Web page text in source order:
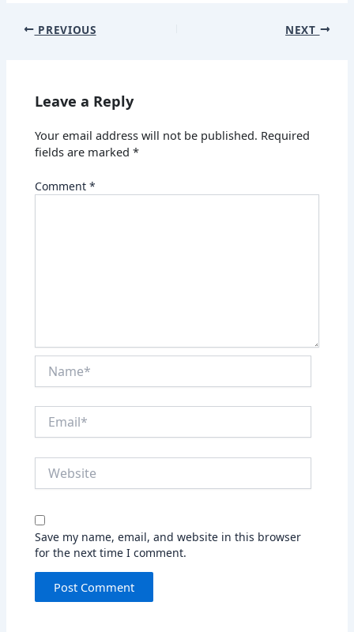
PREVIOUS NEXT
Leave a Reply
Your email address will not be published. Required
fields are marked*
Comment*
Save my name, email, and website in this browser
for the next time I comment.